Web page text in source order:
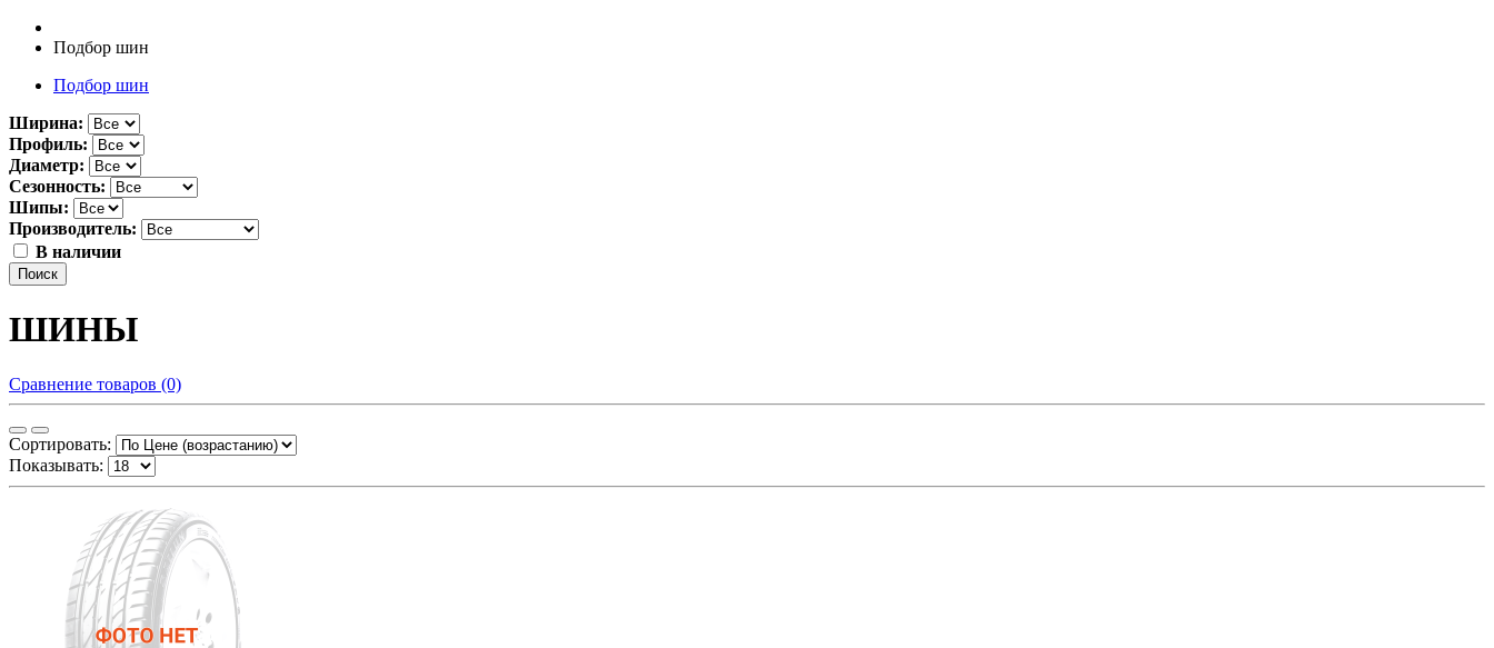
Подбор шин
Подбор шин
Ширина:
Профиль:
Диаметр:
Сезонность:
Шипы:
Производитель:
В наличии
Поиск
ШИНЫ
Сравнение товаров (0)
Сортировать:
Показывать: